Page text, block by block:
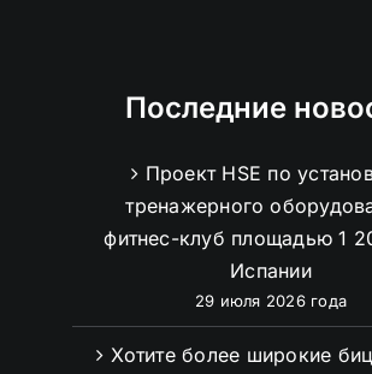
Последние
Проект HSE по
тренажерного
фитнес-клуб площадью 1
Испании
29 июля 2026 года
Хотите более широкие